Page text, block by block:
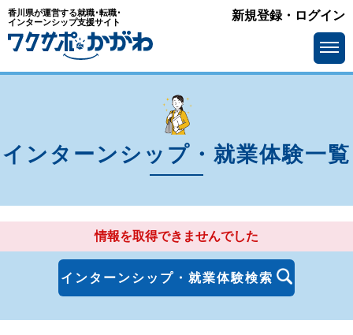
香川県が運営する就職･転職･
インターンシップ支援サイト
新規登録・ログイン
インターンシップ・就業体験一覧
情報を取得できませんでした
インターンシップ・就業体験検索
エリアを選ぶ
高松市
東かがわ市 三豊市
直島町
宇多津町 綾川町